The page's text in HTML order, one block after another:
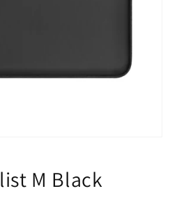
M Black